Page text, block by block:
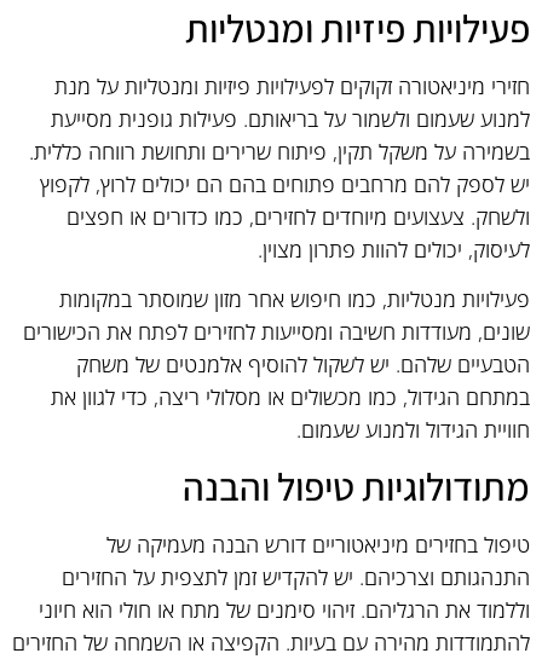
פעילויות פיזיות ומנטליות
חזירי מיניאטורה זקוקים לפעילויות פיזיות ומנטליות על מנת
למנוע שעמום ולשמור על בריאותם. פעילות גופנית מסייעת
בשמירה על משקל תקין, פיתוח שרירים ותחושת רווחה כללית.
יש לספק להם מרחבים פתוחים בהם הם יכולים לרוץ, לקפוץ
ולשחק. צעצועים מיוחדים לחזירים, כמו כדורים או חפצים
לעיסוק, יכולים להוות פתרון מצוין.
פעילויות מנטליות, כמו חיפוש אחר מזון שמוסתר במקומות
שונים, מעודדות חשיבה ומסייעות לחזירים לפתח את הכישורים
הטבעיים שלהם. יש לשקול להוסיף אלמנטים של משחק
במתחם הגידול, כמו מכשולים או מסלולי ריצה, כדי לגוון את
חוויית הגידול ולמנוע שעמום.
מתודולוגיות טיפול והבנה
טיפול בחזירים מיניאטוריים דורש הבנה מעמיקה של
התנהגותם וצרכיהם. יש להקדיש זמן לתצפית על החזירים
וללמוד את הרגליהם. זיהוי סימנים של מתח או חולי הוא חיוני
להתמודדות מהירה עם בעיות. הקפיצה או השמחה של החזירים